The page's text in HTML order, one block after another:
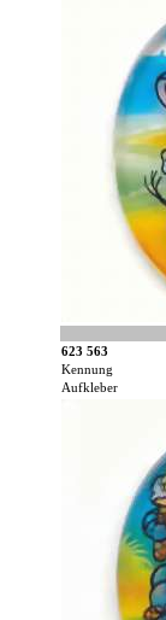
623 563
Kennung
Aufkleber